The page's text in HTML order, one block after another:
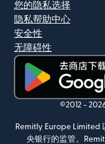
您的隐私选择
隐私帮助中心
安全性
无障碍性
（在新窗口中打开）
©2012 -
Remitly Europe Limited
央银行的监管。